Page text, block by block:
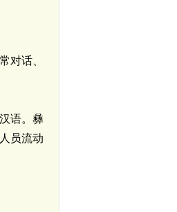
对话、
语。彝
员流动